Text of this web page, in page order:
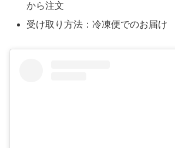
から注文
受け取り方法：冷凍便でのお届け